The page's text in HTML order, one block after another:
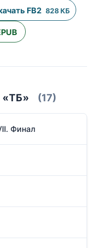
FB2 828 КБ
(17)
Финал